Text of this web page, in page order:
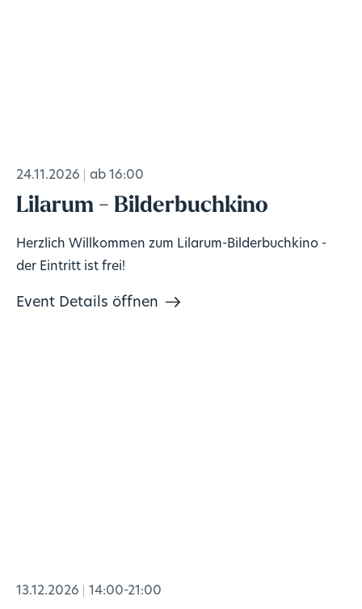
24.11.2026 ab 16:00
Lilarum - Bilderbuchkino
Herzlich Willkommen zum Lilarum-Bilderbuchkino -
der Eintritt ist frei!
Event Details öffnen
13.12.2026 14:00-21:00